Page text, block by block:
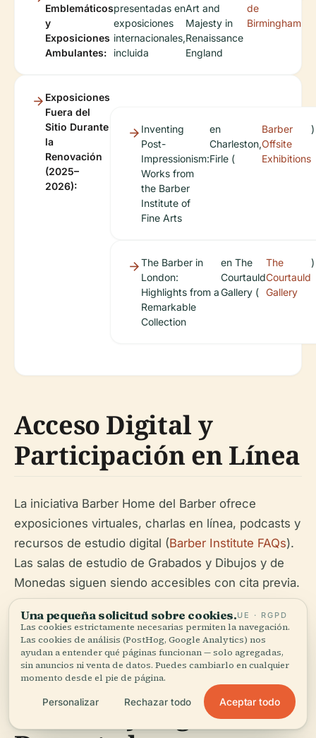
Emblemáticos
y
Exposiciones
Ambulantes:
presentadas en
exposiciones
internacionales,
incluida
Art and
Majesty in
Renaissance
England
de
Birmingham
Exposiciones
Fuera del
Sitio Durante
la
Renovación
(2025–
2026):
Inventing
Post-
Impressionism:
Works from
the Barber
Institute of
Fine Arts
en
Charleston,
Firle (
Barber
Offsite
Exhibitions
)
The Barber in
London:
Highlights from a
Remarkable
Collection
en The
Courtauld
Gallery (
The
Courtauld
Gallery
)
Acceso Digital y
Participación en Línea
La iniciativa Barber Home del Barber ofrece
exposiciones virtuales, charlas en línea, podcasts y
recursos de estudio digital (Barber Institute FAQs).
Las salas de estudio de Grabados y Dibujos y de
Monedas siguen siendo accesibles con cita previa.
Participación Fuera
del Sitio y Digital
Una pequeña solicitud sobre cookies.UE · RGPD
Las cookies estrictamente necesarias permiten la navegación.
Las cookies de análisis (PostHog, Google Analytics) nos
ayudan a entender qué páginas funcionan — solo agregadas,
sin anuncios ni venta de datos. Puedes cambiarlo en cualquier
momento desde el pie de página.
Personalizar Rechazar todo Aceptar todo